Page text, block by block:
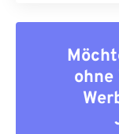
ohne